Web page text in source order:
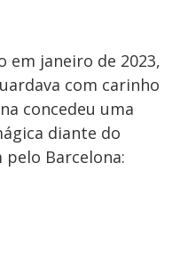
em janeiro de 2023,
com carinho
concedeu uma
diante do
Barcelona: